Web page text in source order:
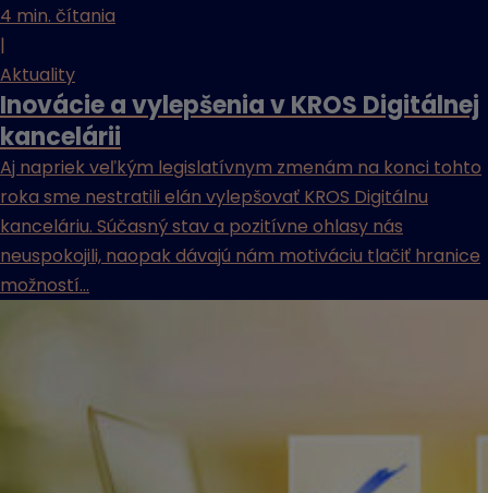
4 min. čítania
|
Aktuality
Inovácie a vylepšenia v KROS Digitálnej
kancelárii
Aj napriek veľkým legislatívnym zmenám na konci tohto
roka sme nestratili elán vylepšovať KROS Digitálnu
kanceláriu. Súčasný stav a pozitívne ohlasy nás
neuspokojili, naopak dávajú nám motiváciu tlačiť hranice
možností...